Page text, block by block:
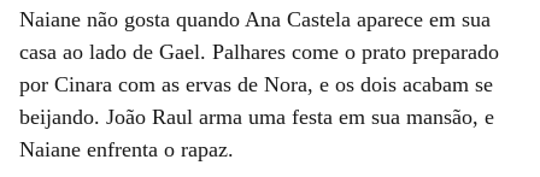
Naiane não gosta quando Ana Castela aparece em sua
casa ao lado de Gael. Palhares come o prato preparado
por Cinara com as ervas de Nora, e os dois acabam se
beijando. João Raul arma uma festa em sua mansão, e
Naiane enfrenta o rapaz.